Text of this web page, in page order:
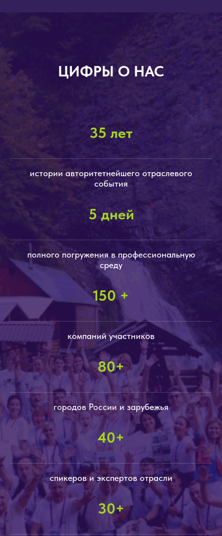
ЦИФРЫ О НАС
35 лет
истории авторитетнейшего отраслевого
события
5 дней
полного погружения в профессиональную
среду
150 +
компаний участников
80+
городов России и зарубежья
40+
спикеров и экспертов отрасли
30+